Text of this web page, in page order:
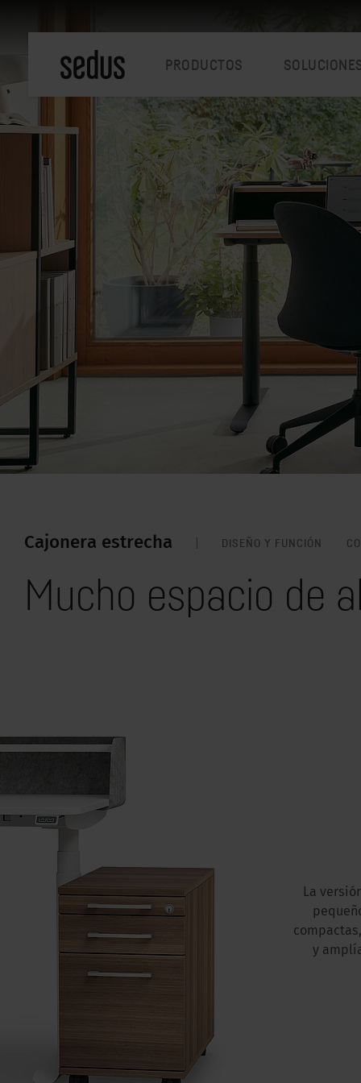
PRODUCTOS
Cajonera estrecha DISEÑO Y FUNCIÓN
Mucho espacio de
La
y